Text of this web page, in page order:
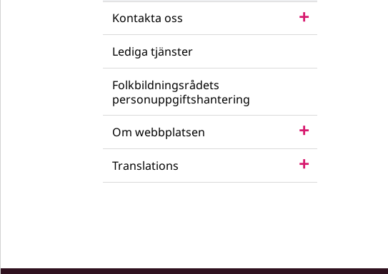
Kontakta oss
Lediga tjänster
Folkbildningsrådets
personuppgiftshantering
Om webbplatsen
Translations